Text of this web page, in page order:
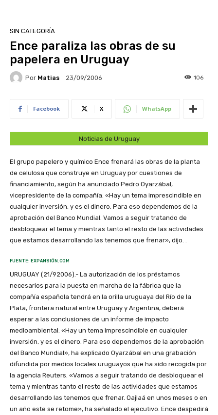
SIN CATEGORÍA
Ence paraliza las obras de su
papelera en Uruguay
Por Matias 23/09/2006 106
Facebook X WhatsApp
Noticias de Uruguay
El grupo papelero y químico Ence frenará las obras de la planta
de celulosa que construye en Uruguay por cuestiones de
financiamiento, según ha anunciado Pedro Oyarzábal,
vicepresidente de la compañía. «Hay un tema imprescindible en
cualquier inversión, y es el dinero. Para eso dependemos de la
aprobación del Banco Mundial. Vamos a seguir tratando de
desbloquear el tema y mientras tanto el resto de las actividades
que estamos desarrollando las tenemos que frenar», dijo. .
FUENTE: EXPANSIÓN.COM
URUGUAY (21/92006).- La autorización de los préstamos
necesarios para la puesta en marcha de la fábrica que la
compañía española tendrá en la orilla uruguaya del Río de la
Plata, frontera natural entre Uruguay y Argentina, deberá
esperar a las conclusiones de un informe de impacto
medioambiental. «Hay un tema imprescindible en cualquier
inversión, y es el dinero. Para eso dependemos de la aprobación
del Banco Mundial», ha explicado Oyarzábal en una grabación
difundida por medios locales uruguayos que ha sido recogida por
la agencia Reuters. «Vamos a seguir tratando de desbloquear el
tema y mientras tanto el resto de las actividades que estamos
desarrollando las tenemos que frenar. Oajlaá en unos meses o en
un año este se retome», ha señalado el ejecutivo. Ence despedirá